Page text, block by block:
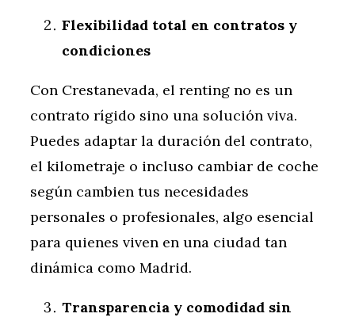
Flexibilidad total en contratos y
condiciones
Con Crestanevada, el renting no es un
contrato rígido sino una solución viva.
Puedes adaptar la duración del contrato,
el kilometraje o incluso cambiar de coche
según cambien tus necesidades
personales o profesionales, algo esencial
para quienes viven en una ciudad tan
dinámica como Madrid.
Transparencia y comodidad sin